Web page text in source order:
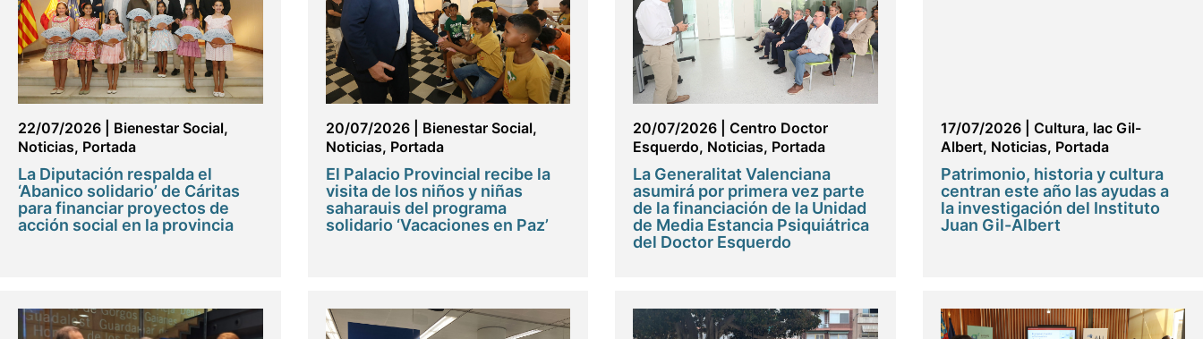
22/07/2026 Bienestar Social,
Noticias, Portada
La Diputación respalda el
‘Abanico solidario’ de Cáritas
para financiar proyectos de
acción social en la provincia
20/07/2026| Bienestar Social,
Noticias, Portada
El Palacio Provincial recibe la
visita de los niños y niñas
saharauis del programa
solidario ‘Vacaciones en Paz’
20/07/2026
Centro Doctor
Esquerdo, Noticias, Portada
La Generalitat Valenciana
asumirá por primera vez parte
de la financiación de la Unidad
de Media Estancia Psiquiátrica
del Doctor Esquerdo
17/07/2026| Cultura, Iac Gil-
Albert, Noticias, Portada
Patrimonio, historia y cultura
centran este año las ayudas a
la investigación del Instituto
Juan Gil-Albert